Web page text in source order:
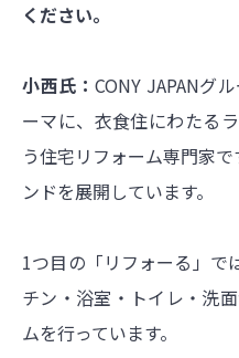
ください。
小西氏：CONY JAPANグ
ーマに、衣食住にわたる
う住宅リフォーム専門家
ンドを展開しています。
1つ目の「リフォーる」で
チン・浴室・トイレ・洗
ムを行っています。